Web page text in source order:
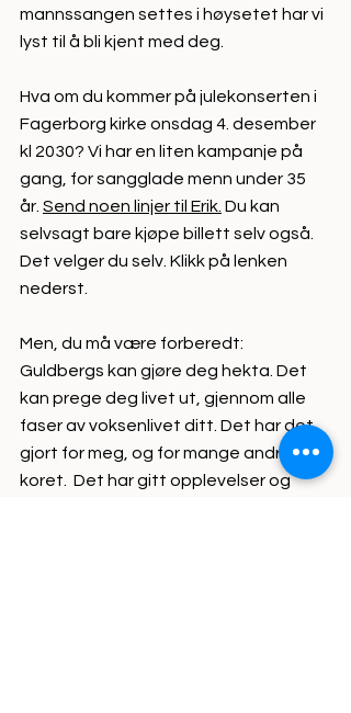
mannssangen settes i høysetet har vi
lyst til å bli kjent med deg.
Hva om du kommer på julekonserten i
Fagerborg kirke onsdag 4. desember
kl 2030? Vi har en liten kampanje på
gang, for sangglade menn under 35
år. Send noen linjer til Erik. Du kan
selvsagt bare kjøpe billett selv også.
Det velger du selv. Klikk på lenken
nederst.
Men, du må være forberedt:
Guldbergs kan gjøre deg hekta. Det
kan prege deg livet ut, gjennom alle
faser av voksenlivet ditt. Det har det
gjort for meg, og for mange andre i
koret.  Det har gitt opplevelser og